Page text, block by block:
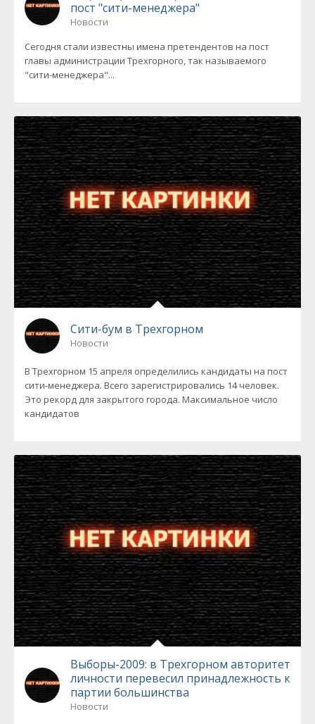
пост "сити-менеджера"
Новости
Сегодня стали известны имена претендентов на пост
главы администрации Трехгорного, так называемого
"сити-менеджера"...
Сити-бум в Трехгорном
Новости
В Трехгорном 15 апреля определились кандидаты на пост
сити-менеджера. Всего зарегистрировались 14 человек.
Это рекорд для закрытого города. Максимальное число
кандидатов
Выборы-2009: в Трехгорном авторитет
личности перевесил принадлежность к
партии большинства
Новости